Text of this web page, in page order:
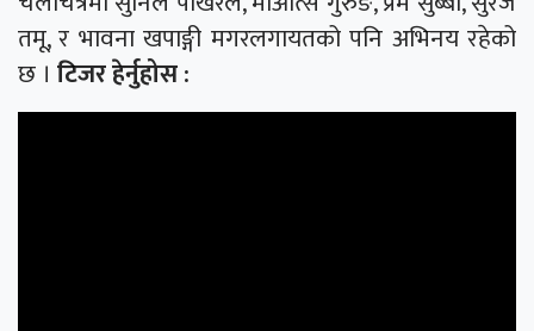
तमू, र भावना खपाङ्गी मगरलगायतको पनि अभिनय रहेको
छ । टिजर हेर्नुहोस :